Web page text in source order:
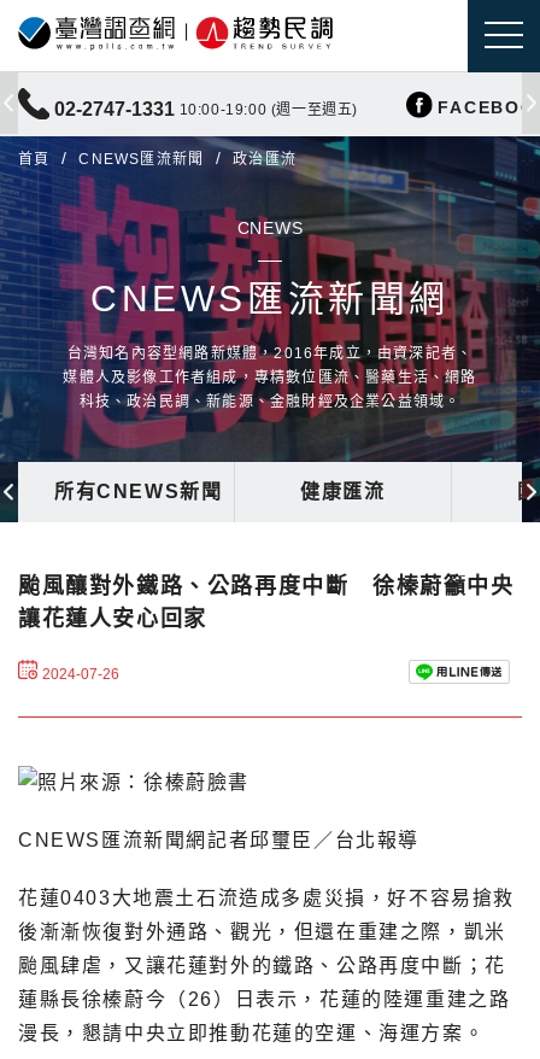
02-2747-1331 10:00-19:00 (週一至週五)
首頁 CNEWS匯流新聞 政治匯流
CNEWS
CNEWS匯流新聞網
台灣知名內容型網路新媒體，2016年成立，由資深記者、
媒體人及影像工作者組成，專精數位匯流、醫藥生活、網路
科技、政治民調、新能源、金融財經及企業公益領域。
所有CNEWS新聞 健康匯流
颱風釀對外鐵路、公路再度中斷 徐榛蔚籲中央
讓花蓮人安心回家
2024-07-26
CNEWS匯流新聞網記者邱璽臣／台北報導
花蓮0403大地震土石流造成多處災損，好不容易搶救
後漸漸恢復對外通路、觀光，但還在重建之際，凱米
颱風肆虐，又讓花蓮對外的鐵路、公路再度中斷；花
蓮縣長徐榛蔚今（26）日表示，花蓮的陸運重建之路
漫長，懇請中央立即推動花蓮的空運、海運方案。